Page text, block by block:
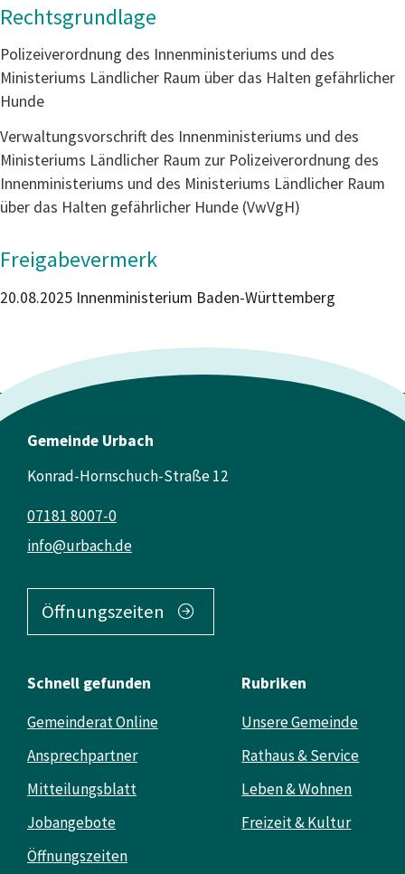
Rechtsgrundlage
Polizeiverordnung des Innenministeriums und des
Ministeriums Ländlicher Raum über das Halten gefährlicher
Hunde
Verwaltungsvorschrift des Innenministeriums und des
Ministeriums Ländlicher Raum zur Polizeiverordnung des
Innenministeriums und des Ministeriums Ländlicher Raum
über das Halten gefährlicher Hunde (VwVgH)
Freigabevermerk
20.08.2025 Innenministerium Baden-Württemberg
Gemeinde Urbach
Konrad-Hornschuch-Straße 12
info@urbach.de
07181 8007-0
Öffnungszeiten
Schnell gefunden
Gemeinderat Online
Ansprechpartner
Mitteilungsblatt
Jobangebote
Öffnungszeiten
Rubriken
Unsere Gemeinde
Rathaus & Service
Leben & Wohnen
Freizeit & Kultur